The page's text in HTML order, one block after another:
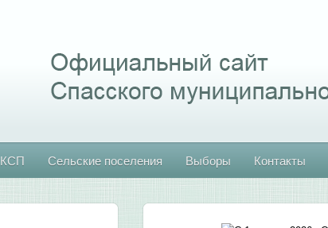
КСП Сельские поселения Выборы Контакты